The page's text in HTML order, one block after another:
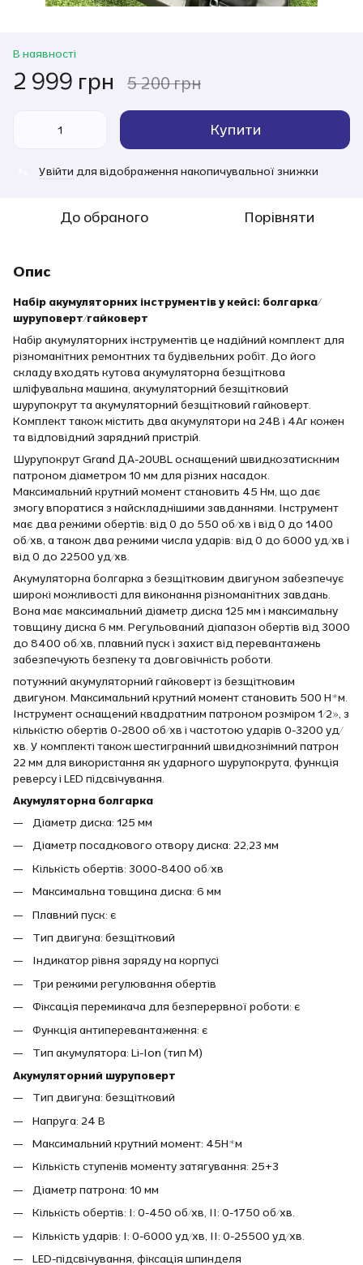
В наявності
2 999 грн 5 200 грн
Купити
Увійти для відображення накопичувальної знижки
До обраного Порівняти
Опис
Набір акумуляторних інструментів у кейсі: болгарка/
шуруповерт/гайковерт
Набір акумуляторних інструментів це надійний комплект для
різноманітних ремонтних та будівельних робіт. До його
складу входять кутова акумуляторна безщіткова
шліфувальна машина, акумуляторний безщітковий
шурупокрут та акумуляторний безщітковий гайковерт.
Комплект також містить два акумулятори на 24В і 4Аг кожен
та відповідний зарядний пристрій.
Шурупокрут Grand ДА-20UBL оснащений швидкозатискним
патроном діаметром 10 мм для різних насадок.
Максимальний крутний момент становить 45 Нм, що дає
змогу впоратися з найскладнішими завданнями. Інструмент
має два режими обертів: від 0 до 550 об/хв і від 0 до 1400
об/хв, а також два режими числа ударів: від 0 до 6000 уд/хв і
від 0 до 22500 уд/хв.
Акумуляторна болгарка з безщітковим двигуном забезпечує
широкі можливості для виконання різноманітних завдань.
Вона має максимальний діаметр диска 125 мм і максимальну
товщину диска 6 мм. Регульований діапазон обертів від 3000
до 8400 об/хв, плавний пуск і захист від перевантажень
забезпечують безпеку та довговічність роботи.
потужний акумуляторний гайковерт із безщітковим
двигуном. Максимальний крутний момент становить 500 Н*м.
Інструмент оснащений квадратним патроном розміром 1/2», з
кількістю обертів 0-2800 об/хв і частотою ударів 0-3200 уд/
хв. У комплекті також шестигранний швидкознімний патрон
22 мм для використання як ударного шурупокрута, функція
реверсу і LED підсвічування.
Акумуляторна болгарка
Діаметр диска: 125 мм
Діаметр посадкового отвору диска: 22,23 мм
Кількість обертів: 3000-8400 об/хв
Максимальна товщина диска: 6 мм
Плавний пуск: є
Тип двигуна: безщітковий
Індикатор рівня заряду на корпусі
Три режими регулювання обертів
Фіксація перемикача для безперервної роботи: є
Функція антиперевантаження: є
Тип акумулятора: Li-Ion (тип М)
Акумуляторний шуруповерт
Тип двигуна: безщітковий
Напруга: 24 В
Максимальний крутний момент: 45Н*м
Кількість ступенів моменту затягування: 25+3
Діаметр патрона: 10 мм
Кількість обертів: I: 0-450 об/хв, II: 0-1750 об/хв.
Кількість ударів: I: 0-6000 уд/хв, II: 0-25500 уд/хв.
LED-підсвічування, фіксація шпинделя